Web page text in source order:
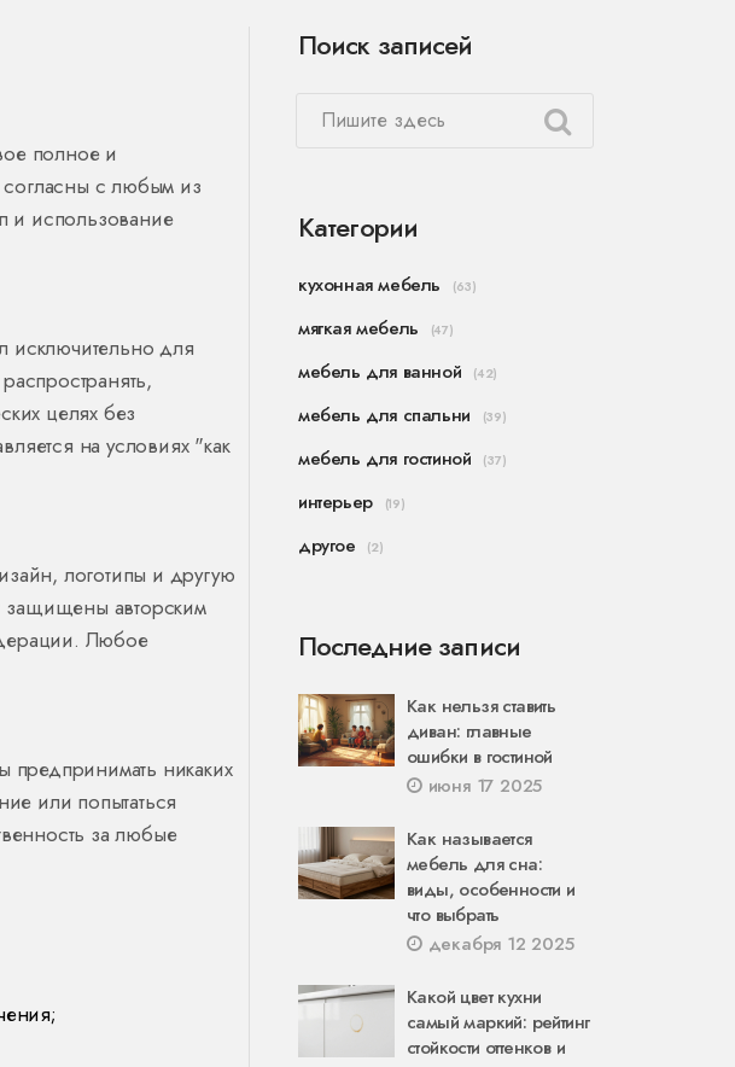
полное и
с любым из
и использование
исключительно для
целях без
на условиях "как
логотипы и другую
защищены авторским
Любое
предпринимать никаких
или попытаться
за любые
Поиск записей
Категории
кухонная мебель (63)
мягкая мебель (47)
мебель для ванной (42)
мебель для спальни (39)
мебель для гостиной (37)
интерьер (19)
другое (2)
Последние записи
Как нельзя ставить
диван: главные
ошибки в гостиной
июня 17 2025
Как называется
мебель для сна:
виды, особенности и
что выбрать
декабря 12 2025
Какой цвет кухни
самый маркий: рейтинг
стойкости оттенков и